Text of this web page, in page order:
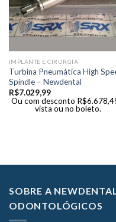
IMPLANTE E CIRURGIA
Turbina Pneumática High
Spindle – Newdental
R$7.029,99
Ou com desconto R$
vista ou no boleto.
SOBRE A
ODONTOLÓGICOS